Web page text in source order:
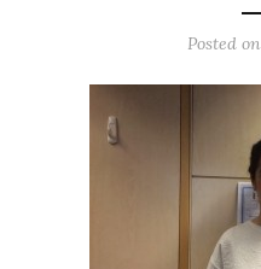
Posted